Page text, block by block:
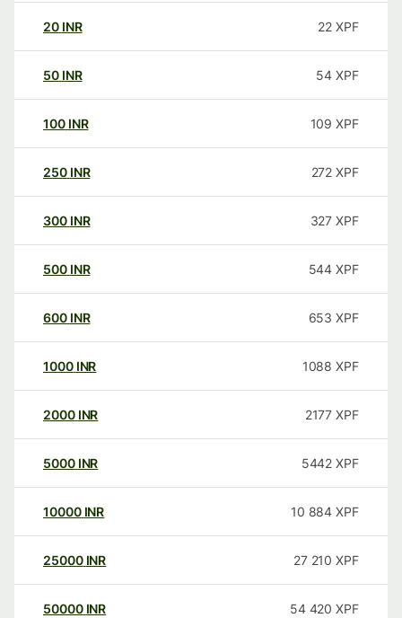
20 INR 22 XPF
50 INR 54 XPF
100 INR 109 XPF
250 INR 272 XPF
300 INR 327 XPF
500 INR 544 XPF
600 INR 653 XPF
1000 INR 1088 XPF
2000 INR 2177 XPF
5000 INR 5442 XPF
10000 INR 10 884 XPF
25000 INR 27 210 XPF
50000 INR 54 420 XPF